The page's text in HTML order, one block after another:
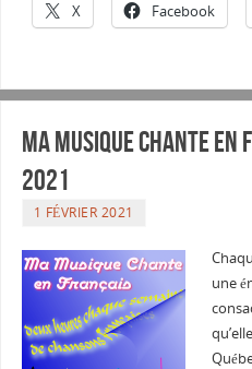
X Facebook
Ma musique chante en
2021
1 FÉVRIER 2021
une